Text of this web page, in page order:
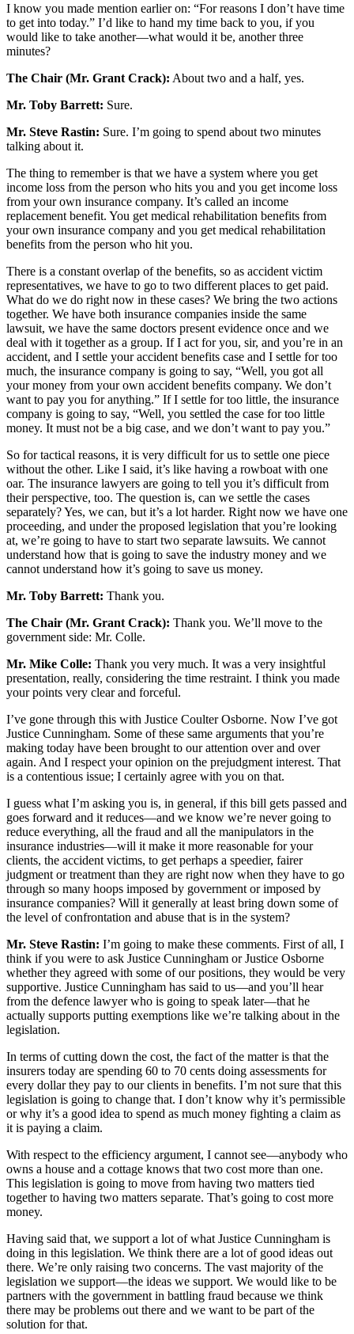
I know you made mention earlier on: “For reasons I don’t have time
to get into today.” I’d like to hand my time back to you, if you
would like to take another—what would it be, another three
minutes?
The Chair (Mr. Grant Crack): About two and a half, yes.
Mr. Toby Barrett: Sure.
Mr. Steve Rastin: Sure. I’m going to spend about two minutes
talking about it.
The thing to remember is that we have a system where you get
income loss from the person who hits you and you get income loss
from your own insurance company. It’s called an income
replacement benefit. You get medical rehabilitation benefits from
your own insurance company and you get medical rehabilitation
benefits from the person who hit you.
There is a constant overlap of the benefits, so as accident victim
representatives, we have to go to two different places to get paid.
What do we do right now in these cases? We bring the two actions
together. We have both insurance companies inside the same
lawsuit, we have the same doctors present evidence once and we
deal with it together as a group. If I act for you, sir, and you’re in an
accident, and I settle your accident benefits case and I settle for too
much, the insurance company is going to say, “Well, you got all
your money from your own accident benefits company. We don’t
want to pay you for anything.” If I settle for too little, the insurance
company is going to say, “Well, you settled the case for too little
money. It must not be a big case, and we don’t want to pay you.”
So for tactical reasons, it is very difficult for us to settle one piece
without the other. Like I said, it’s like having a rowboat with one
oar. The insurance lawyers are going to tell you it’s difficult from
their perspective, too. The question is, can we settle the cases
separately? Yes, we can, but it’s a lot harder. Right now we have one
proceeding, and under the proposed legislation that you’re looking
at, we’re going to have to start two separate lawsuits. We cannot
understand how that is going to save the industry money and we
cannot understand how it’s going to save us money.
Mr. Toby Barrett: Thank you.
The Chair (Mr. Grant Crack): Thank you. We’ll move to the
government side: Mr. Colle.
Mr. Mike Colle: Thank you very much. It was a very insightful
presentation, really, considering the time restraint. I think you made
your points very clear and forceful.
I’ve gone through this with Justice Coulter Osborne. Now I’ve got
Justice Cunningham. Some of these same arguments that you’re
making today have been brought to our attention over and over
again. And I respect your opinion on the prejudgment interest. That
is a contentious issue; I certainly agree with you on that.
I guess what I’m asking you is, in general, if this bill gets passed and
goes forward and it reduces—and we know we’re never going to
reduce everything, all the fraud and all the manipulators in the
insurance industries—will it make it more reasonable for your
clients, the accident victims, to get perhaps a speedier, fairer
judgment or treatment than they are right now when they have to go
through so many hoops imposed by government or imposed by
insurance companies? Will it generally at least bring down some of
the level of confrontation and abuse that is in the system?
Mr. Steve Rastin: I’m going to make these comments. First of all, I
think if you were to ask Justice Cunningham or Justice Osborne
whether they agreed with some of our positions, they would be very
supportive. Justice Cunningham has said to us—and you’ll hear
from the defence lawyer who is going to speak later—that he
actually supports putting exemptions like we’re talking about in the
legislation.
In terms of cutting down the cost, the fact of the matter is that the
insurers today are spending 60 to 70 cents doing assessments for
every dollar they pay to our clients in benefits. I’m not sure that this
legislation is going to change that. I don’t know why it’s permissible
or why it’s a good idea to spend as much money fighting a claim as
it is paying a claim.
With respect to the efficiency argument, I cannot see—anybody who
owns a house and a cottage knows that two cost more than one.
This legislation is going to move from having two matters tied
together to having two matters separate. That’s going to cost more
money.
Having said that, we support a lot of what Justice Cunningham is
doing in this legislation. We think there are a lot of good ideas out
there. We’re only raising two concerns. The vast majority of the
legislation we support—the ideas we support. We would like to be
partners with the government in battling fraud because we think
there may be problems out there and we want to be part of the
solution for that.